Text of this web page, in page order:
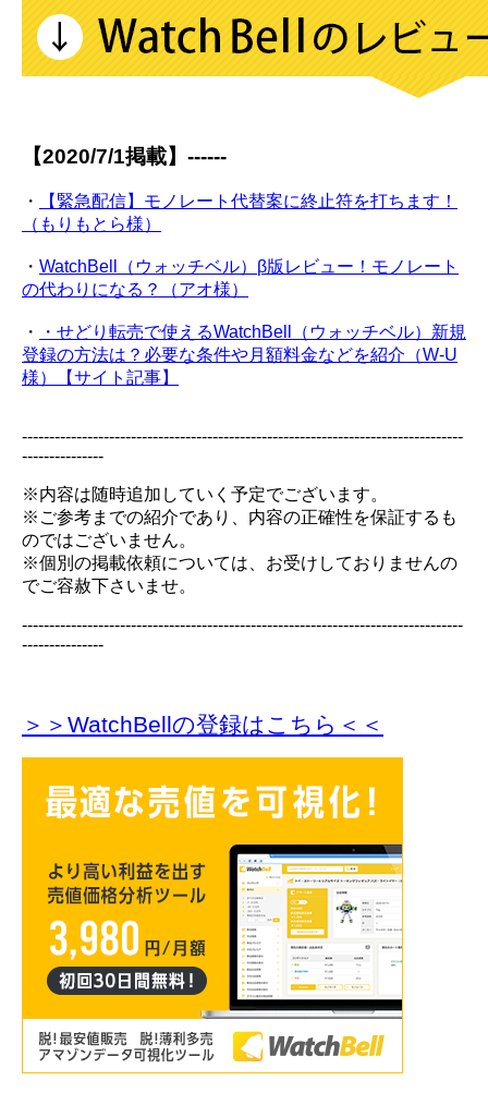
【2020/7/1掲載】------
・
【緊急配信】モノレート代替案に終止符を打ちます！
（もりもとら様）
・ WatchBell（ウォッチベル）β版レビュー！モノレート
の代わりになる？（アオ様）
・
・せどり転売で使えるWatchBell（ウォッチベル）新規
登録の方法は？必要な条件や月額料金などを紹介（W-U
様）【サイト記事】
---------------------------------------------------------------------------------
---------------
※内容は随時追加していく予定でございます。
※ご参考までの紹介であり、内容の正確性を保証するも
のではございません。
※個別の掲載依頼については、お受けしておりませんの
でご容赦下さいませ。
---------------------------------------------------------------------------------
---------------
＞＞WatchBellの登録はこちら＜＜